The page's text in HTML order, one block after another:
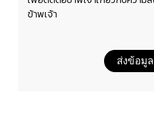
ข้าพเจ้า
ส่งข้อมูล